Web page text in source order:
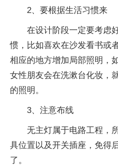
2、要根据生活习惯来
在设计阶段一定要考虑
惯，比如喜欢在沙发看书或
相应的地方增加局部照明，
女性朋友会在洗漱台化妆，
的照明。
3、注意布线
无主灯属于电路工程，
具位置以及开关插座，免得
了。